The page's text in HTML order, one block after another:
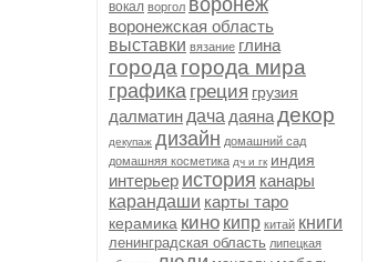
вокал воргол воронеж
воронежская область
выставки вязание глина
города города мира
графика греция грузия
далматин дача даянадекор
декупаж дизайн домашний сад
домашняя косметика дч и гк индия
интерьер история канары
карандаши карты таро
керамика кино кипр китай книги
ленинградская область липецкая